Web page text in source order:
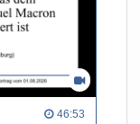
46:53